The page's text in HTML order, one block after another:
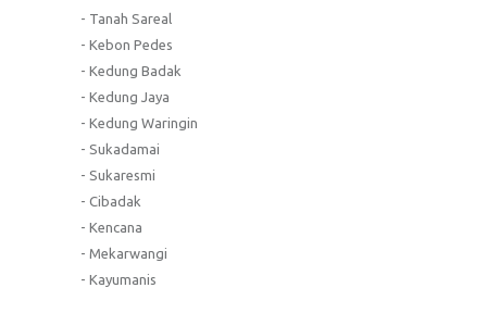
- Tanah Sareal
- Kebon Pedes
- Kedung Badak
- Kedung Jaya
- Kedung Waringin
- Sukadamai
- Sukaresmi
- Cibadak
- Kencana
- Mekarwangi
- Kayumanis